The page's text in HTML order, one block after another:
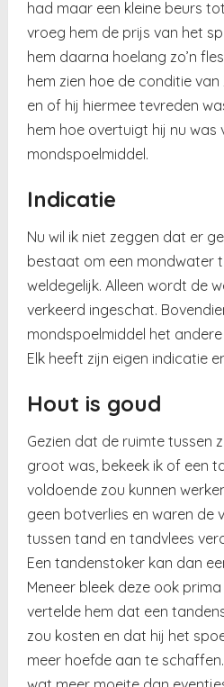
had maar een kleine beurs
vroeg hem de prijs van het
hem daarna hoelang zo’n
hem zien hoe de conditie
en of hij hiermee tevreden
hem hoe overtuigt hij nu was
mondspoelmiddel.
Indicatie
Nu wil ik niet zeggen dat er
bestaat om een mondwater
weldegelijk. Alleen wordt de
verkeerd ingeschat.
mondspoelmiddel het
Elk heeft zijn eigen indicatie
Hout is goud
Gezien dat de ruimte tussen
groot was, bekeek ik of een
voldoende zou kunnen
geen botverlies en waren de
tussen tand en tandvlees
Een tandenstoker kan dan
Meneer bleek deze ook
vertelde hem dat een
zou kosten en dat hij het
meer hoefde aan te